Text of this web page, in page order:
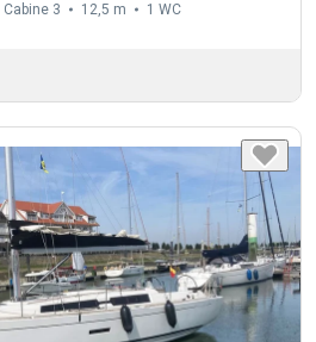
Cabine 3 12,5 m 1 WC